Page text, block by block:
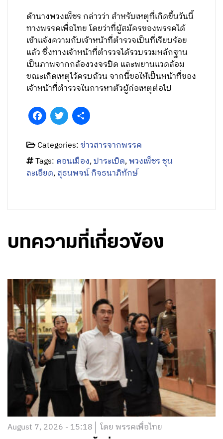
ด้านางพวงเพ็ชร กล่าวว่า สำหรับเหตุที่เกิดขึ้นวันนี้
ทางพรรคเพื่อไทย โดยว่าที่ผู้สมัครของพรรคได้
เข้าแจ้งความกับเจ้าหน้าที่ตำรวจเป็นที่เรียบร้อย
แล้ว ซึ่งทางเจ้าหน้าที่ตำรวจได้รวบรวมหลักฐาน
เป็นภาพจากกล้องวงจรปิด และพยานแวดล้อม
ขณะเกิดเหตุไว้ครบถ้วน จากนี้ขอให้เป็นหน้าที่ของ
เจ้าหน้าที่ตำรวจในการหาตัวผู้ก่อเหตุต่อไป
FacebookTwitter
Categories:ข่าวสารจากพรรค
Tags: ดอนเมือง,ปาระเบิด,พวงเพ็ชร ชุน
ละเอียด,สุธนพจน์ กิจธนาภิทักษ์
บทความที่เกี่ยวข้อง
August 7, 2026 - 15:18 โดย พรรคเพื่อไทย